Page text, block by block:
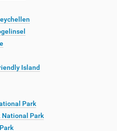
Island
Park
National Park